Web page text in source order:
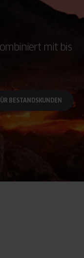
mit bis
BESTANDSKUNDEN